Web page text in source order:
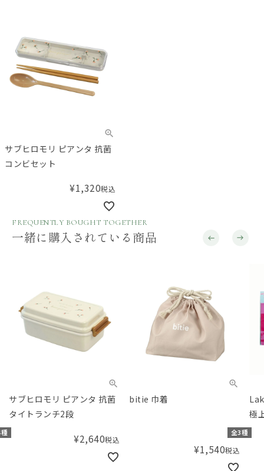
サブヒロモリ ピアンタ 抗菌
コンビセット
¥1,320税込
FREQUENTLY BOUGHT TOGETHER
一緒に購入されている商品
サブヒロモリ ピアンタ 抗菌
タイトランチ2段
¥2,640税込
bitie 巾着
全3種
¥1,540税込
極
ル